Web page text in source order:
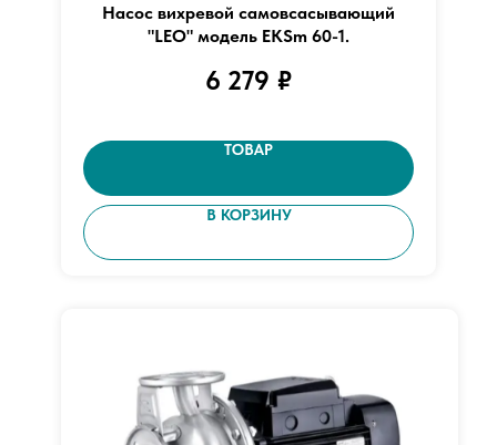
Насос вихревой самовсасывающий
"LEO" модель EКSm 60-1.
6 279 ₽
ТОВАР
В КОРЗИНУ